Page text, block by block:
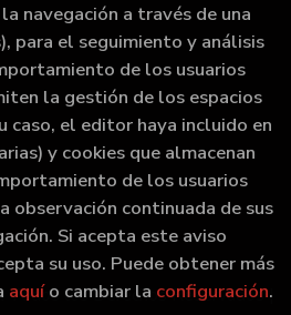
. Todos los Derechos Reservados |
navegación a través de una
para el seguimiento y análisis
de los usuarios
la gestión de los espacios
caso, el editor haya incluido en
y cookies que almacenan
de los usuarios
observación continuada de sus
Si acepta este aviso
su uso. Puede obtener más
aquío cambiar la configuración.